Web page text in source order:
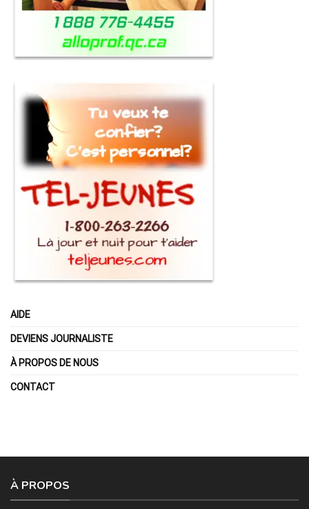
AIDE
DEVIENS JOURNALISTE
À PROPOS DE NOUS
CONTACT
À PROPOS